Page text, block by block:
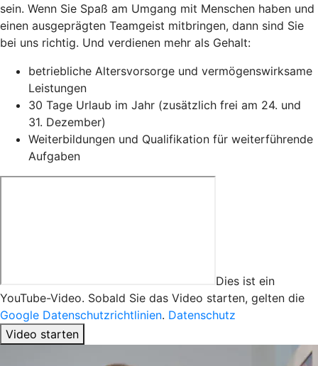
sein. Wenn Sie Spaß am Umgang mit Menschen haben und
einen ausgeprägten Teamgeist mitbringen, dann sind Sie
bei uns richtig. Und verdienen mehr als Gehalt:
betriebliche Altersvorsorge und vermögenswirksame
Leistungen
30 Tage Urlaub im Jahr (zusätzlich frei am 24. und
31. Dezember)
Weiterbildungen und Qualifikation für weiterführende
Aufgaben
Dies ist ein
YouTube-Video. Sobald Sie das Video starten, gelten die
Google Datenschutzrichtlinien. Datenschutz
Video starten